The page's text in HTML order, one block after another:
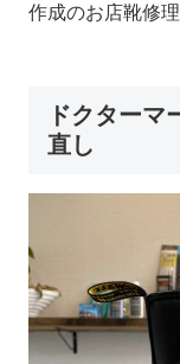
作成のお店靴修
ドクターマ
直し